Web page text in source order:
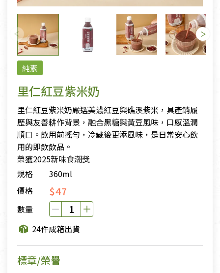
純素
里仁紅豆紫米奶
里仁紅豆紫米奶嚴選美濃紅豆與礁溪紫米，具產銷履
歷與友善耕作背景，融合黑糖與黃豆風味，口感溫潤
順口。飲用前搖勻，冷藏後更添風味，是日常安心飲
用的即飲飲品。
榮獲2025新味食潮獎
規格
360ml
價格
$47
數量
24件成箱出貨
標章/榮譽